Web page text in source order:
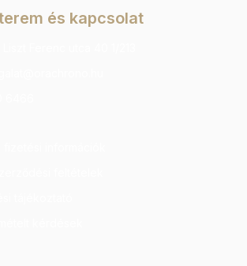
és kapcsolat